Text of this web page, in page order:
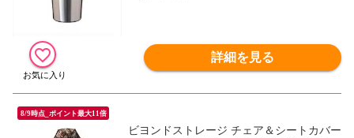
詳細を見る
8/9時点_ポイント最大11倍
ビヨンドストレージ チェア＆シートカバー